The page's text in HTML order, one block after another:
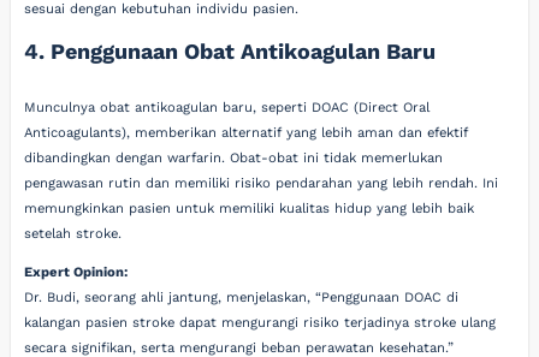
sesuai dengan kebutuhan individu pasien.
4. Penggunaan Obat Antikoagulan Baru
Munculnya obat antikoagulan baru, seperti DOAC (Direct Oral
Anticoagulants), memberikan alternatif yang lebih aman dan efektif
dibandingkan dengan warfarin. Obat-obat ini tidak memerlukan
pengawasan rutin dan memiliki risiko pendarahan yang lebih rendah. Ini
memungkinkan pasien untuk memiliki kualitas hidup yang lebih baik
setelah stroke.
Expert Opinion:
Dr. Budi, seorang ahli jantung, menjelaskan, “Penggunaan DOAC di
kalangan pasien stroke dapat mengurangi risiko terjadinya stroke ulang
secara signifikan, serta mengurangi beban perawatan kesehatan.”